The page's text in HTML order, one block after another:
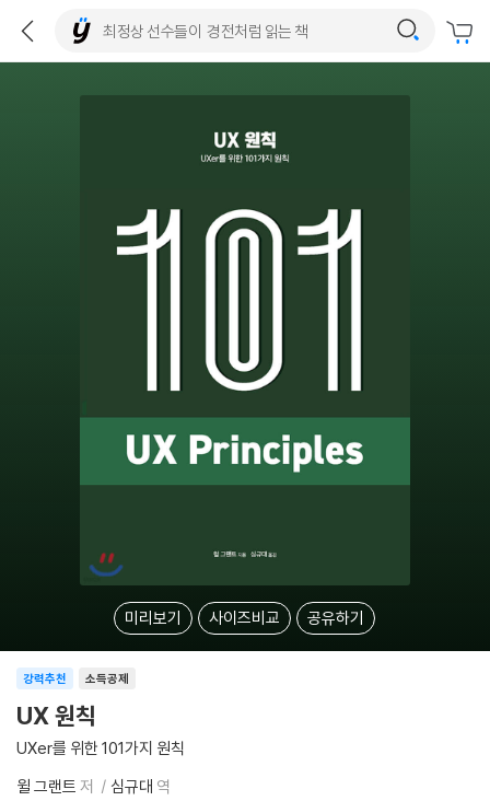
미리보기 사이즈비교 공유하기
소득공제
강력추천
UX 원칙
UXer를 위한 101가지 원칙
윌 그랜트 저 심규대 역